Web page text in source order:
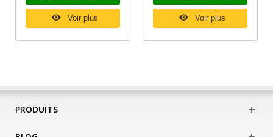
Voir plus Voir plus
PRODUITS